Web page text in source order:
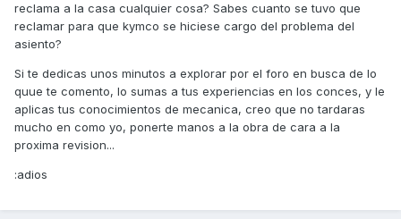
reclama a la casa cualquier cosa? Sabes cuanto se tuvo que
reclamar para que kymco se hiciese cargo del problema del
asiento?
Si te dedicas unos minutos a explorar por el foro en busca de lo
quue te comento, lo sumas a tus experiencias en los conces, y le
aplicas tus conocimientos de mecanica, creo que no tardaras
mucho en como yo, ponerte manos a la obra de cara a la
proxima revision...
:adios